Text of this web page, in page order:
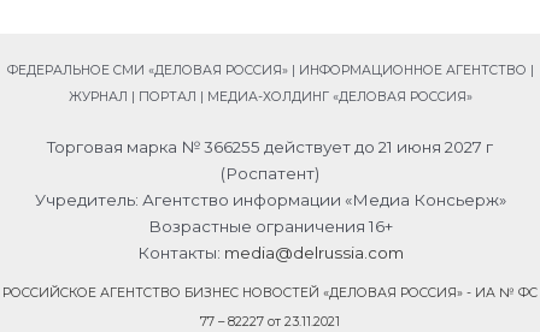
e
v
e
o
n
l
e
t
l
r
e
o
w
a
a
ФЕДЕРАЛЬНОЕ СМИ «ДЕЛОВАЯ РОССИЯ» | ИНФОРМАЦИОННОЕ АГЕНТСТВО |
ЖУРНАЛ | ПОРТАЛ | МЕДИА-ХОЛДИНГ «ДЕЛОВАЯ РОССИЯ»
Торговая марка № 366255 действует до 21 июня 2027 г
(Роспатент)
Учредитель: Агентство информации «Медиа Консьерж»
Возрастные ограничения 16+
Контакты: media@delrussia.com
РОССИЙСКОЕ АГЕНТСТВО БИЗНЕС НОВОСТЕЙ «ДЕЛОВАЯ РОССИЯ» - ИА № ФС
77 – 82227 от 23.11.2021